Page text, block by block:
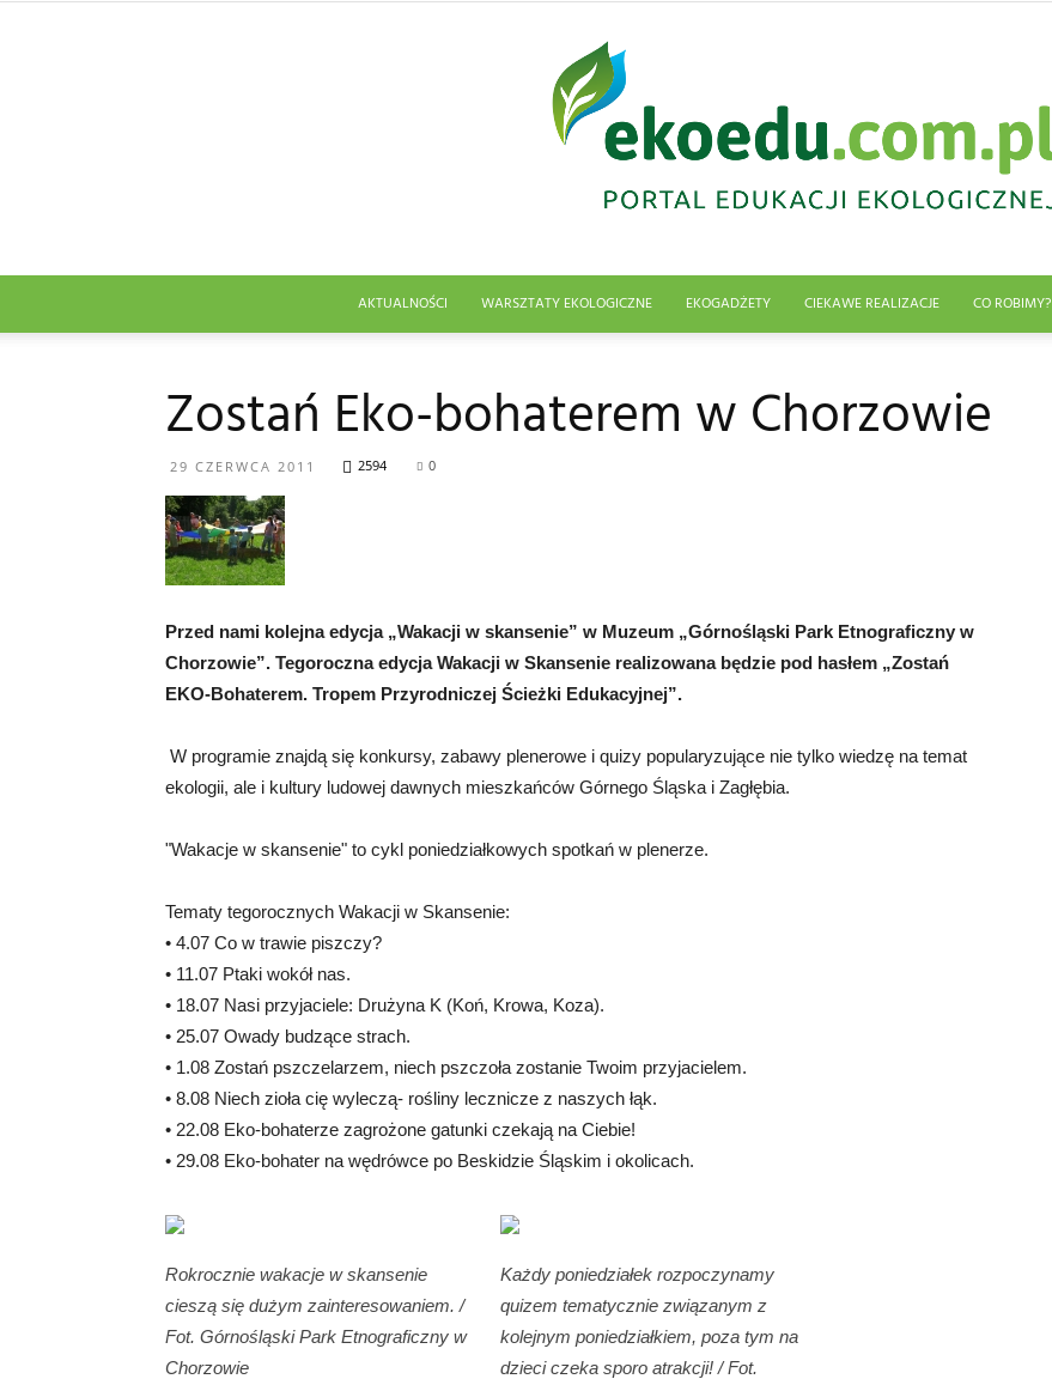
Abrys
AKTUALNOŚCI WARSZTATY EKOLOGICZNE EKOGADŻETY CIEKAWE REALIZACJE CO ROBIMY?
Zostań Eko-bohaterem w Chorzowie
29 CZERWCA 2011 2594 0
Przed nami kolejna edycja „Wakacji w skansenie” w Muzeum „Górnośląski Park Etnograficzny w
Chorzowie”. Tegoroczna edycja Wakacji w Skansenie realizowana będzie pod hasłem „Zostań
EKO-Bohaterem. Tropem Przyrodniczej Ścieżki Edukacyjnej”.
W programie znajdą się konkursy, zabawy plenerowe i quizy popularyzujące nie tylko wiedzę na temat
ekologii, ale i kultury ludowej dawnych mieszkańców Górnego Śląska i Zagłębia.
"Wakacje w skansenie" to cykl poniedziałkowych spotkań w plenerze.
Tematy tegorocznych Wakacji w Skansenie:
• 4.07 Co w trawie piszczy?
• 11.07 Ptaki wokół nas.
• 18.07 Nasi przyjaciele: Drużyna K (Koń, Krowa, Koza).
• 25.07 Owady budzące strach.
• 1.08 Zostań pszczelarzem, niech pszczoła zostanie Twoim przyjacielem.
• 8.08 Niech zioła cię wyleczą- rośliny lecznicze z naszych łąk.
• 22.08 Eko-bohaterze zagrożone gatunki czekają na Ciebie!
• 29.08 Eko-bohater na wędrówce po Beskidzie Śląskim i okolicach.
Rokrocznie wakacje w skansenie
cieszą się dużym zainteresowaniem. /
Fot. Górnośląski Park Etnograficzny w
Chorzowie
Każdy poniedziałek rozpoczynamy
quizem tematycznie związanym z
kolejnym poniedziałkiem, poza tym na
dzieci czeka sporo atrakcji! / Fot.